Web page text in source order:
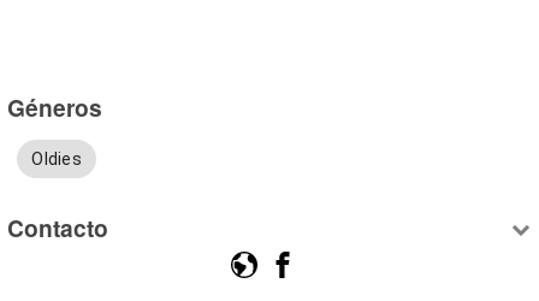
Géneros
Oldies
Contacto